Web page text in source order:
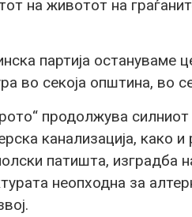
на животот на
партија остануваме
во секоја општина, во
продолжува силниот
канализација, како и
патишта, изградба
неопходна за